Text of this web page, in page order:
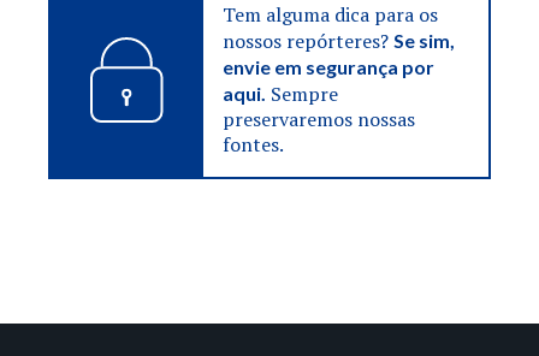
Tem alguma dica para os
nossos repórteres?Se sim,
envie em segurança por
aqui. Sempre
preservaremos nossas
fontes.